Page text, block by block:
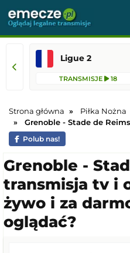
Ligue 2
TRANSMISJE 18
Strona główna Piłka Nożna
Grenoble - Stade de Reims
Polub nas!
Grenoble -
transmisja tv i
żywo i za
oglądać?